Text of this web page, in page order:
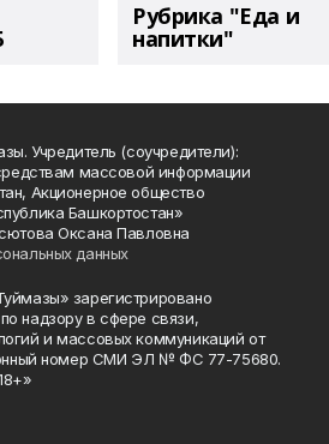
Рубрика "Еда и
напитки"
Учредитель (соучредители):
массовой информации
Акционерное общество
Башкортостан»
Оксана Павловна
данных
зарегистрировано
надзору в сфере связи,
и массовых коммуникаций от
номер СМИ ЭЛ № ФС 77-75680.